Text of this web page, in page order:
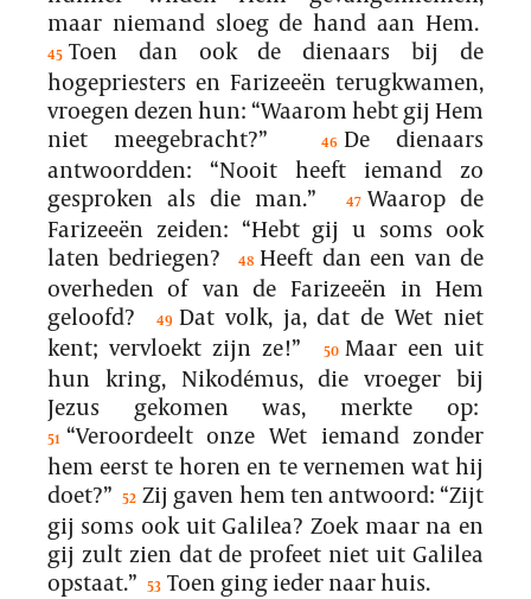
maar niemand sloeg de hand aan Hem.
45 Toen dan ook de dienaars bij de
hogepriesters en Farizeeën terugkwamen,
vroegen dezen hun: “Waarom hebt gij Hem
niet meegebracht?”
46 De dienaars
antwoordden: “Nooit heeft iemand zo
gesproken als die man.”
47 Waarop de
Farizeeën zeiden: “Hebt gij u soms ook
laten bedriegen?
48 Heeft dan een van de
overheden of van de Farizeeën in Hem
geloofd?
49 Dat volk, ja, dat de Wet niet
kent; vervloekt zijn ze!”
50 Maar een uit
hun kring, Nikodémus, die vroeger bij
Jezus gekomen was, merkte op:
51 “Veroordeelt onze Wet iemand zonder
hem eerst te horen en te vernemen wat hij
doet?” 52 Zij gaven hem ten antwoord: “Zijt
gij soms ook uit Galilea? Zoek maar na en
gij zult zien dat de profeet niet uit Galilea
opstaat.” 53 Toen ging ieder naar huis.